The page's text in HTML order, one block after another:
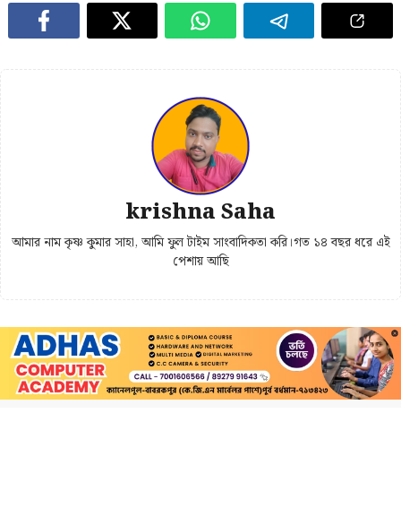
krishna Saha
আমার নাম কৃষ্ণ কুমার সাহা, আমি ফুল টাইম সাংবাদিকতা করি।গত ১৪ বছর ধরে এই
পেশায় আছি